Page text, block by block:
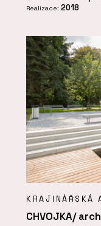
Realizace: 2018
KRAJINÁŘSKÁ
CHVOJKA/